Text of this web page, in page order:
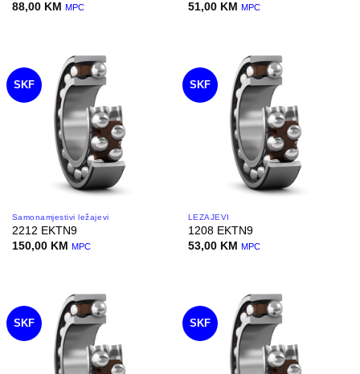
88,00 KM MPC
51,00 KM MPC
SKF
Samonamjestivi ležajevi
2212 EKTN9
150,00 KM MPC
SKF
LEŽAJEVI
1208 EKTN9
53,00 KM MPC
SKF SKF